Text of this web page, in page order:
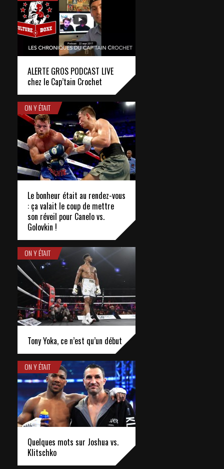
ALERTE GROS PODCAST LIVE
chez le Cap’tain Crochet
ON Y ÉTAIT
Le bonheur était au rendez-vous
: ça valait le coup de mettre
son réveil pour Canelo vs.
Golovkin !
ON Y ÉTAIT
Tony Yoka, ce n’est qu’un début
ON Y ÉTAIT
Quelques mots sur Joshua vs.
Klitschko